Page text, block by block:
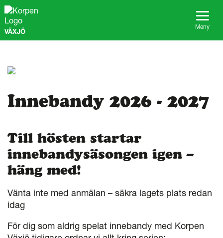
G
VÄXJÖ
Meny
Innebandy 2026 - 2027
Till hösten startar
innebandysäsongen igen –
häng med!
Vänta inte med anmälan – säkra lagets plats redan
idag
För dig som aldrig spelat innebandy med Korpen